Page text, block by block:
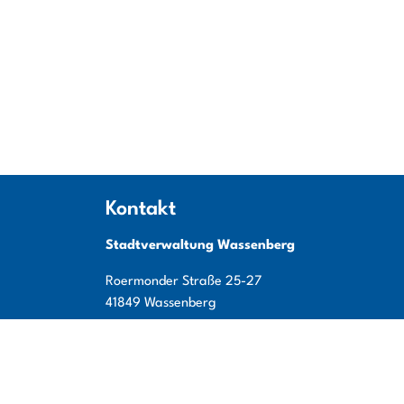
Kontakt
Stadtverwaltung Wassenberg
Roermonder Straße 25-27
41849 Wassenberg